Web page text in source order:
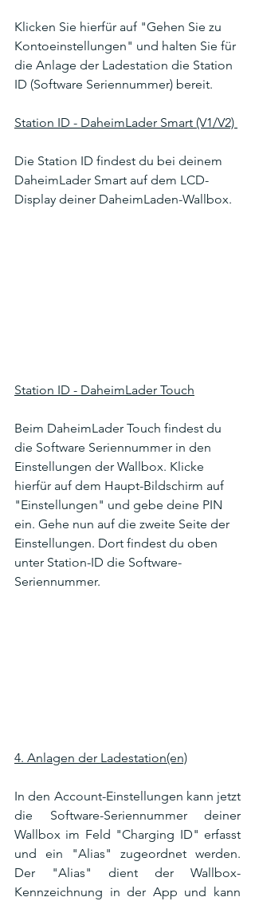
Klicken Sie hierfür auf "Gehen Sie zu
Kontoeinstellungen" und halten Sie für
die Anlage der Ladestation die Station
ID (Software Seriennummer) bereit.
Station ID - DaheimLader Smart (V1/V2)
Die Station ID findest du bei deinem
DaheimLader Smart auf dem LCD-
Display deiner DaheimLaden-Wallbox.
Station ID - DaheimLader Touch
Beim DaheimLader Touch findest du
die Software Seriennummer in den
Einstellungen der Wallbox. Klicke
hierfür auf dem Haupt-Bildschirm auf
"Einstellungen" und gebe deine PIN
ein. Gehe nun auf die zweite Seite der
Einstellungen. Dort findest du oben
unter Station-ID die Software-
Seriennummer.
4. Anlagen der Ladestation(en)
In den Account-Einstellungen kann jetzt
die Software-Seriennummer deiner
Wallbox im Feld "Charging ID" erfasst
und ein "Alias" zugeordnet werden.
Der "Alias" dient der Wallbox-
Kennzeichnung in der App und kann